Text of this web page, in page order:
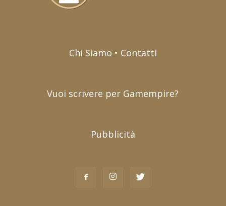
Chi Siamo • Contatti
Vuoi scrivere per Gamempire?
Pubblicità